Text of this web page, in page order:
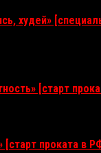
худей»
[старт
проката в